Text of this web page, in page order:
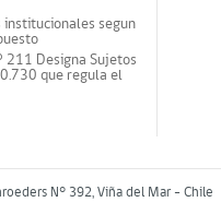
institucionales segun
211 Designa Sujetos
que regula el
N° 392, Viña del Mar - Chile